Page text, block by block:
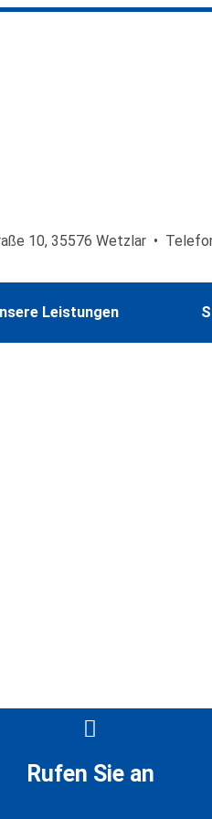
10, 35576 Wetzlar •
Leistungen
Rufen Sie an